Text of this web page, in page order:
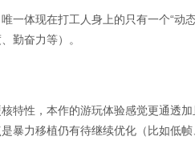
一体现在打工人身上的只有一个“动
勤奋力等）。
特性，本作的游玩体验感觉更通透
暴力移植仍有待继续优化（比如低